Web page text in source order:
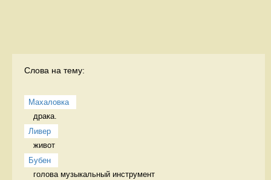
Слова на тему:
Махаловка
драка.
Ливер
живот
Бубен
голова музыкальный инструмент